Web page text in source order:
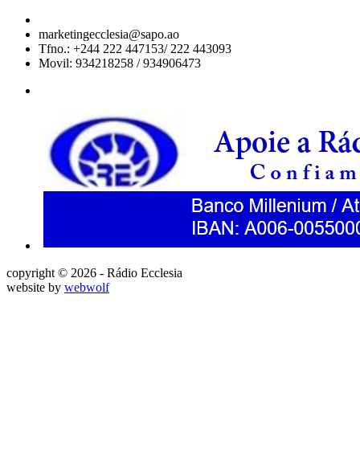
marketingecclesia@sapo.ao
Tfno.: +244 222 447153/ 222 443093
Movil: 934218258 / 934906473
copyright © 2026 - Rádio Ecclesia
website by webwolf